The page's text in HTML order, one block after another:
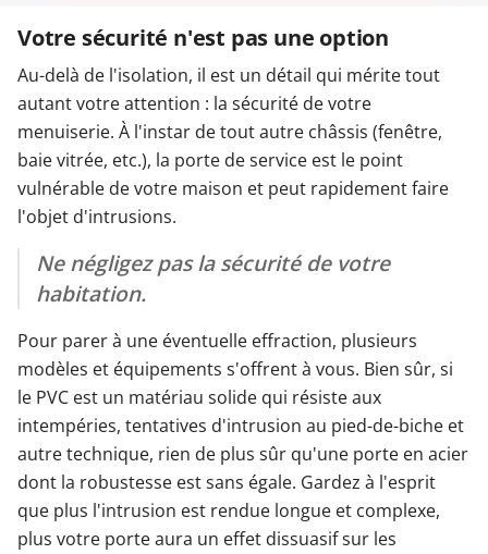
M'identifier
Conseils gratuits
Votre sécurité n'est pas une option
Au-delà de l'isolation, il est un détail qui mérite tout
autant votre attention : la sécurité de votre
menuiserie. À l'instar de tout autre châssis (fenêtre,
baie vitrée, etc.), la porte de service est le point
vulnérable de votre maison et peut rapidement faire
l'objet d'intrusions.
Ne négligez pas la sécurité de votre
habitation.
Pour parer à une éventuelle effraction, plusieurs
modèles et équipements s'offrent à vous. Bien sûr, si
le PVC est un matériau solide qui résiste aux
intempéries, tentatives d'intrusion au pied-de-biche et
autre technique, rien de plus sûr qu'une porte en acier
dont la robustesse est sans égale. Gardez à l'esprit
que plus l'intrusion est rendue longue et complexe,
plus votre porte aura un effet dissuasif sur les